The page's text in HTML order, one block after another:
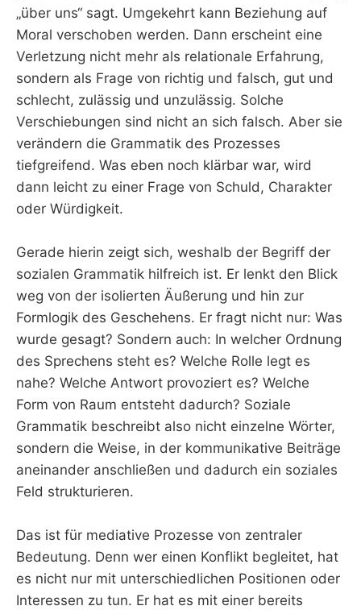
„über uns“ sagt. Umgekehrt kann Beziehung auf
Moral verschoben werden. Dann erscheint eine
Verletzung nicht mehr als relationale Erfahrung,
sondern als Frage von richtig und falsch, gut und
schlecht, zulässig und unzulässig. Solche
Verschiebungen sind nicht an sich falsch. Aber sie
verändern die Grammatik des Prozesses
tiefgreifend. Was eben noch klärbar war, wird
dann leicht zu einer Frage von Schuld, Charakter
oder Würdigkeit.
Gerade hierin zeigt sich, weshalb der Begriff der
sozialen Grammatik hilfreich ist. Er lenkt den Blick
weg von der isolierten Äußerung und hin zur
Formlogik des Geschehens. Er fragt nicht nur: Was
wurde gesagt? Sondern auch: In welcher Ordnung
des Sprechens steht es? Welche Rolle legt es
nahe? Welche Antwort provoziert es? Welche
Form von Raum entsteht dadurch? Soziale
Grammatik beschreibt also nicht einzelne Wörter,
sondern die Weise, in der kommunikative Beiträge
aneinander anschließen und dadurch ein soziales
Feld strukturieren.
Das ist für mediative Prozesse von zentraler
Bedeutung. Denn wer einen Konflikt begleitet, hat
es nicht nur mit unterschiedlichen Positionen oder
Interessen zu tun. Er hat es mit einer bereits